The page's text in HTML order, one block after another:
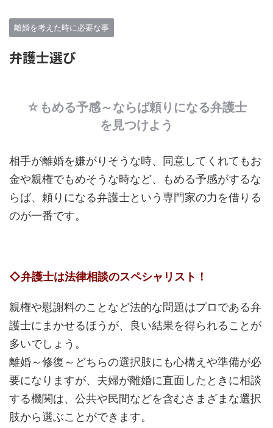
離婚を考えた時に必要な事
弁護士選び
☆もめる予感～ならば頼りになる弁護士
を見つけよう
相手が離婚を嫌がりそうな時、同意してくれてもお
金や親権でもめそうな時など、もめる予感がするな
らば、頼りになる弁護士という専門家の力を借りる
のが一番です。
◇弁護士は法律相談のスペシャリスト！
親権や慰謝料のことなど法的な問題はプロである弁
護士にまかせるほうが、良い結果を得られることが
多いでしょう。
離婚～修復～どちらの選択肢にも心構えや準備が必
要になりますが、夫婦が離婚に直面したときに相談
する機関は、公共や民間などを含むさまざまな選択
肢から選ぶことができます。